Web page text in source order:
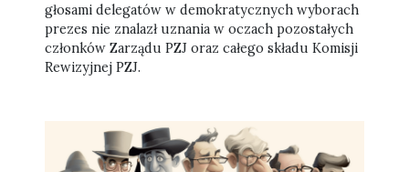
głosami delegatów w demokratycznych wyborach
prezes nie znalazł uznania w oczach pozostałych
członków Zarządu PZJ oraz całego składu Komisji
Rewizyjnej PZJ.